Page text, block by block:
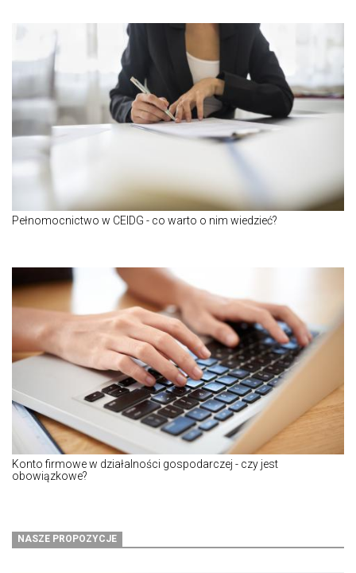
Pełnomocnictwo w CEIDG - co warto o nim wiedzieć?
Konto firmowe w działalności gospodarczej - czy jest
obowiązkowe?
NASZE PROPOZYCJE